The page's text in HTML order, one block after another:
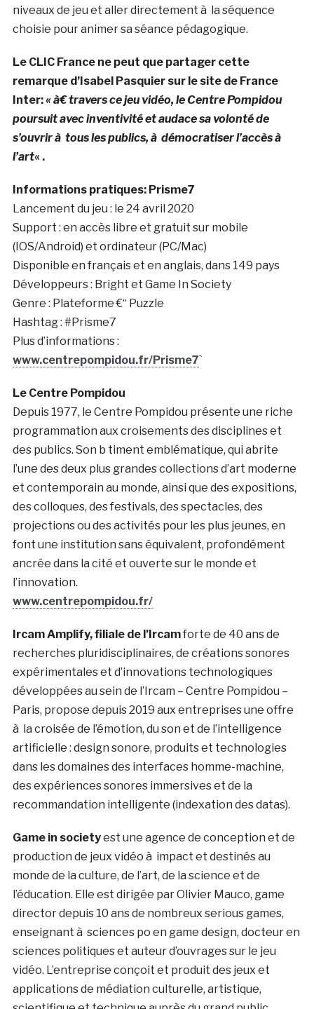
niveaux de jeu et aller directement à la séquence
choisie pour animer sa séance pédagogique.
Le CLIC France ne peut que partager cette
remarque d’Isabel Pasquier sur le site de France
Inter:« à€ travers ce jeu vidéo, le Centre Pompidou
poursuit avec inventivité et audace sa volonté de
s’ouvrir à tous les publics, à démocratiser l’accès à
l’art« .
Informations pratiques: Prisme7
Lancement du jeu : le 24 avril 2020
Support : en accès libre et gratuit sur mobile
(IOS/Android) et ordinateur (PC/Mac)
Disponible en français et en anglais, dans 149 pays
Développeurs : Bright et Game In Society
Genre : Plateforme €“ Puzzle
Hashtag : #Prisme7
Plus d’informations :
www.centrepompidou.fr/Prisme7`
Le Centre Pompidou
Depuis 1977, le Centre Pompidou présente une riche
programmation aux croisements des disciplines et
des publics. Son b timent emblématique, qui abrite
l’une des deux plus grandes collections d’art moderne
et contemporain au monde, ainsi que des expositions,
des colloques, des festivals, des spectacles, des
projections ou des activités pour les plus jeunes, en
font une institution sans équivalent, profondément
ancrée dans la cité et ouverte sur le monde et
l’innovation.
www.centrepompidou.fr/
Ircam Amplify, filiale de l’Ircamforte de 40 ans de
recherches pluridisciplinaires, de créations sonores
expérimentales et d’innovations technologiques
développées au sein de l’Ircam – Centre Pompidou –
Paris, propose depuis 2019 aux entreprises une offre
à la croisée de l’émotion, du son et de l’intelligence
artificielle : design sonore, produits et technologies
dans les domaines des interfaces homme-machine,
des expériences sonores immersives et de la
recommandation intelligente (indexation des datas).
Game in societyest une agence de conception et de
production de jeux vidéo à impact et destinés au
monde de la culture, de l’art, de la science et de
l’éducation. Elle est dirigée par Olivier Mauco, game
director depuis 10 ans de nombreux serious games,
enseignant à sciences po en game design, docteur en
sciences politiques et auteur d’ouvrages sur le jeu
vidéo. L’entreprise conçoit et produit des jeux et
applications de médiation culturelle, artistique,